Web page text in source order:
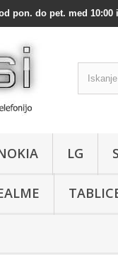
pon. do pet. med 10:00
LG